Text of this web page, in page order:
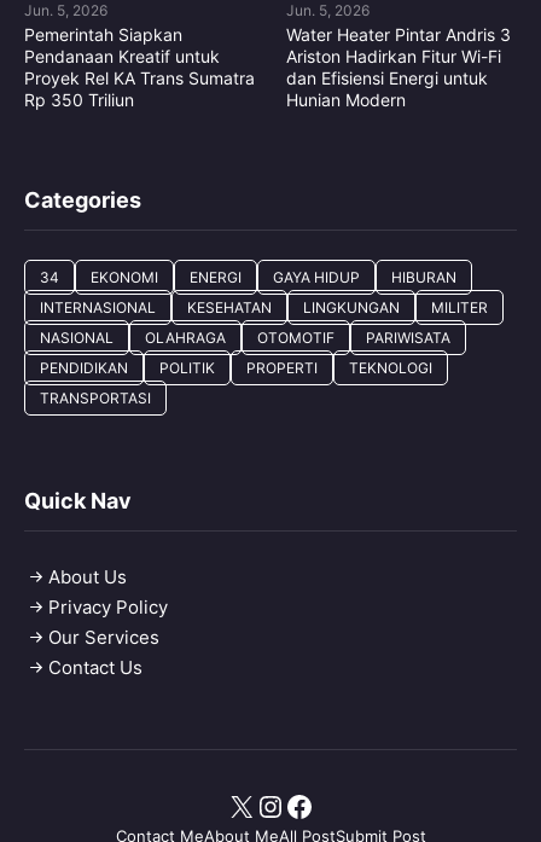
Jun. 5, 2026
Pemerintah Siapkan
Pendanaan Kreatif untuk
Proyek Rel KA Trans Sumatra
Rp 350 Triliun
Jun. 5, 2026
Water Heater Pintar Andris 3
Ariston Hadirkan Fitur Wi-Fi
dan Efisiensi Energi untuk
Hunian Modern
Categories
34 EKONOMI ENERGI GAYA HIDUP
HIBURAN
INTERNASIONAL
KESEHATAN LINGKUNGAN
MILITER
NASIONAL
OLAHRAGA OTOMOTIF
PARIWISATA
PENDIDIKAN
POLITIK PROPERTI
TEKNOLOGI
TRANSPORTASI
Quick Nav
About Us
Privacy Policy
Our Services
Contact Us
Contact MeAbout MeAll PostSubmit Post
X Instagram
Facebook